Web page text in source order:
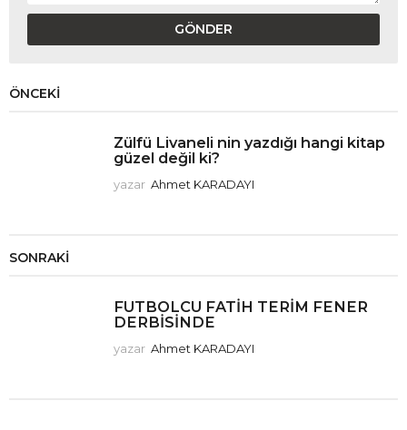
ÖNCEKI
Zülfü Livaneli nin yazdığı hangi kitap
güzel değil ki?
yazar Ahmet KARADAYI
SONRAKI
FUTBOLCU FATİH TERİM FENER
DERBİSİNDE
yazar Ahmet KARADAYI